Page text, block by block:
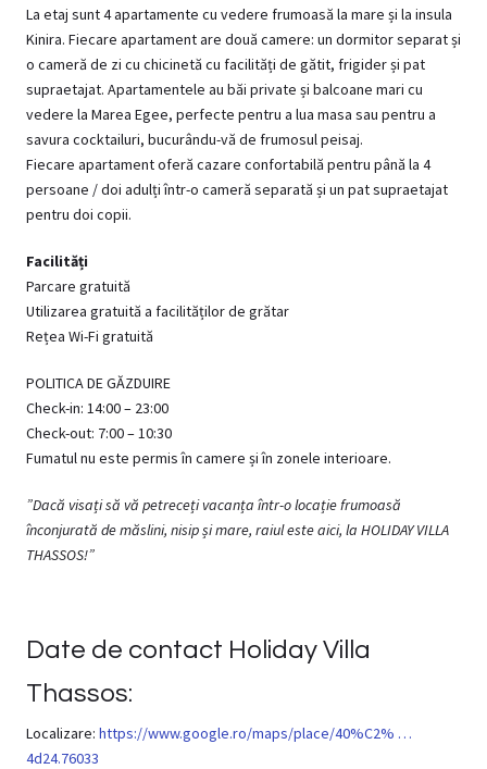
La etaj sunt 4 apartamente cu vedere frumoasă la mare și la insula
Kinira. Fiecare apartament are două camere: un dormitor separat și
o cameră de zi cu chicinetă cu facilități de gătit, frigider și pat
supraetajat. Apartamentele au băi private și balcoane mari cu
vedere la Marea Egee, perfecte pentru a lua masa sau pentru a
savura cocktailuri, bucurându-vă de frumosul peisaj.
Fiecare apartament oferă cazare confortabilă pentru până la 4
persoane / doi adulți într-o cameră separată și un pat supraetajat
pentru doi copii.
Facilități
Parcare gratuită
Utilizarea gratuită a facilităților de grătar
Rețea Wi-Fi gratuită
POLITICA DE GĂZDUIRE
Check-in: 14:00 – 23:00
Check-out: 7:00 – 10:30
Fumatul nu este permis în camere și în zonele interioare.
”Dacă visați să vă petreceți vacanța într-o locație frumoasă
înconjurată de măslini, nisip și mare, raiul este aici, la HOLIDAY VILLA
THASSOS!”
Date de contact Holiday Villa
Thassos:
Localizare: https://www.google.ro/maps/place/40%C2% …
4d24.76033